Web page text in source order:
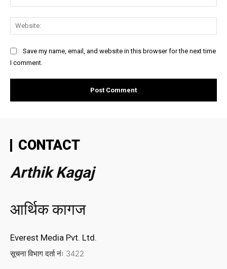
Save my name, email, and website in this browser for the next time
I comment.
CONTACT
Arthik Kagaj
आर्थिक कागज
Everest Media Pvt. Ltd.
सूचना विभाग दर्ता नंः 3422